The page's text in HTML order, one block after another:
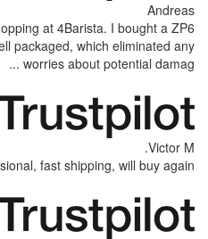
Andreas
at 4Barista. I bought a ZP6
packaged, which eliminated any
worries about potential damag ...
Victor M.
fast shipping, will buy again